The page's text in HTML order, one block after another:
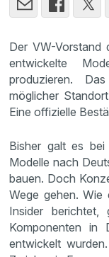
Der VW-Vorstand
entwickelte
produzieren.
möglicher
Eine offizielle
Bisher galt es bei
Modelle nach
bauen. Doch
Wege gehen. Wie
Insider berichtet,
Komponenten in
entwickelt